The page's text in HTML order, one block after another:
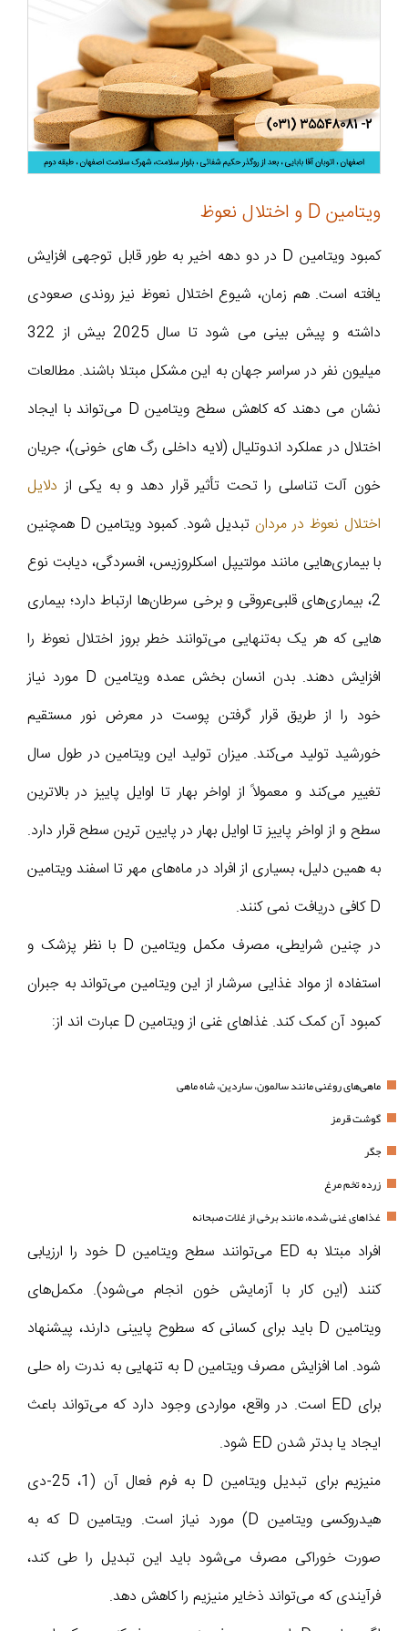
ویتامین D و اختلال نعوظ
کمبود ویتامین D در دو دهه اخیر به‌ طور قابل‌ توجهی افزایش
یافته است. هم‌ زمان، شیوع اختلال نعوظ نیز روندی صعودی
داشته و پیش‌ بینی می‌ شود تا سال 2025 بیش از 322
میلیون نفر در سراسر جهان به این مشکل مبتلا باشند. مطالعات
نشان می‌ دهند که کاهش سطح ویتامین D می‌تواند با ایجاد
اختلال در عملکرد اندوتلیال (لایه داخلی رگ‌ های خونی)، جریان
خون آلت تناسلی را تحت تأثیر قرار دهد و به یکی از دلایل
اختلال نعوظ در مردان
تبدیل شود. کمبود ویتامین D همچنین
با بیماری‌هایی مانند مولتیپل اسکلروزیس، افسردگی، دیابت نوع
2، بیماری‌های قلبی‌عروقی و برخی سرطان‌ها ارتباط دارد؛ بیماری‌
هایی که هر یک به‌تنهایی می‌توانند خطر بروز اختلال نعوظ را
افزایش دهند. بدن انسان بخش عمده ویتامین D مورد نیاز
خود را از طریق قرار گرفتن پوست در معرض نور مستقیم
خورشید تولید می‌کند. میزان تولید این ویتامین در طول سال
تغییر می‌کند و معمولاً از اواخر بهار تا اوایل پاییز در بالاترین
سطح و از اواخر پاییز تا اوایل بهار در پایین‌ ترین سطح قرار دارد.
به همین دلیل، بسیاری از افراد در ماه‌های مهر تا اسفند ویتامین
D کافی دریافت نمی‌ کنند.
در چنین شرایطی، مصرف مکمل ویتامین D با نظر پزشک و
استفاده از مواد غذایی سرشار از این ویتامین می‌تواند به جبران
کمبود آن کمک کند. غذاهای غنی از ویتامین D عبارت‌ اند از:
ماهی‌های روغنی مانند سالمون، ساردین، شاه ماهی
گوشت قرمز
جگر
زرده تخم مرغ
غذاهای غنی شده، مانند برخی از غلات صبحانه
افراد مبتلا به ED می‌توانند سطح ویتامین D خود را ارزیابی
کنند (این کار با آزمایش خون انجام می‌شود). مکمل‌های
ویتامین D باید برای کسانی که سطوح پایینی دارند، پیشنهاد
شود. اما افزایش مصرف ویتامین D به تنهایی به ندرت راه حلی
برای ED است. در واقع، مواردی وجود دارد که می‌تواند باعث
ایجاد یا بدتر شدن ED شود.
منیزیم برای تبدیل ویتامین D به فرم فعال آن (1، 25-دی
هیدروکسی ویتامین D) مورد نیاز است. ویتامین D که به
صورت خوراکی مصرف می‌شود باید این تبدیل را طی کند،
فرآیندی که می‌تواند ذخایر منیزیم را کاهش دهد.